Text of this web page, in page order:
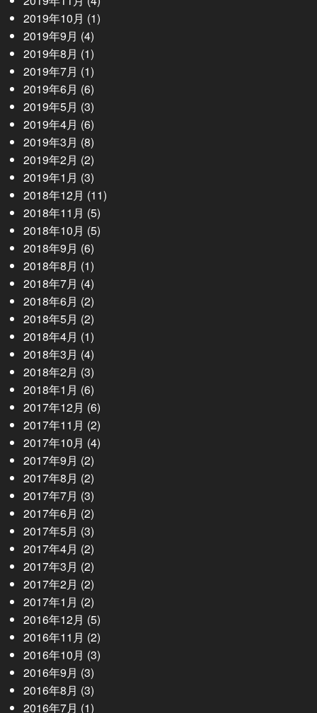
2019年10月 (1)
2019年9月 (4)
2019年8月 (1)
2019年7月 (1)
2019年6月 (6)
2019年5月 (3)
2019年4月 (6)
2019年3月 (8)
2019年2月 (2)
2019年1月 (3)
2018年12月 (11)
2018年11月 (5)
2018年10月 (5)
2018年9月 (6)
2018年8月 (1)
2018年7月 (4)
2018年6月 (2)
2018年5月 (2)
2018年4月 (1)
2018年3月 (4)
2018年2月 (3)
2018年1月 (6)
2017年12月 (6)
2017年11月 (2)
2017年10月 (4)
2017年9月 (2)
2017年8月 (2)
2017年7月 (3)
2017年6月 (2)
2017年5月 (3)
2017年4月 (2)
2017年3月 (2)
2017年2月 (2)
2017年1月 (2)
2016年12月 (5)
2016年11月 (2)
2016年10月 (3)
2016年9月 (3)
2016年8月 (3)
2016年7月 (1)